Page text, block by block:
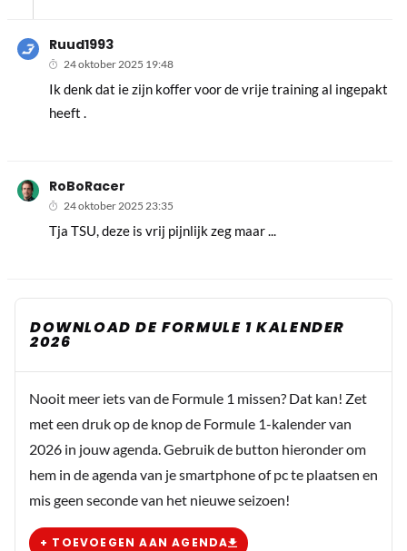
Ruud1993
24 oktober 2025 19:48
Ik denk dat ie zijn koffer voor de vrije training al ingepakt
heeft .
RoBoRacer
24 oktober 2025 23:35
Tja TSU, deze is vrij pijnlijk zeg maar ...
DOWNLOAD DE FORMULE 1 KALENDER
2026
Nooit meer iets van de Formule 1 missen? Dat kan! Zet
met een druk op de knop de Formule 1-kalender van
2026 in jouw agenda. Gebruik de button hieronder om
hem in de agenda van je smartphone of pc te plaatsen en
mis geen seconde van het nieuwe seizoen!
+ TOEVOEGEN AAN AGENDA